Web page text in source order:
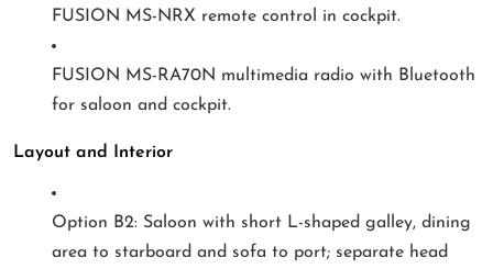
FUSION MS-NRX remote control in cockpit.
FUSION MS-RA70N multimedia radio with Bluetooth
for saloon and cockpit.
Layout and Interior
Option B2: Saloon with short L-shaped galley, dining
area to starboard and sofa to port; separate head